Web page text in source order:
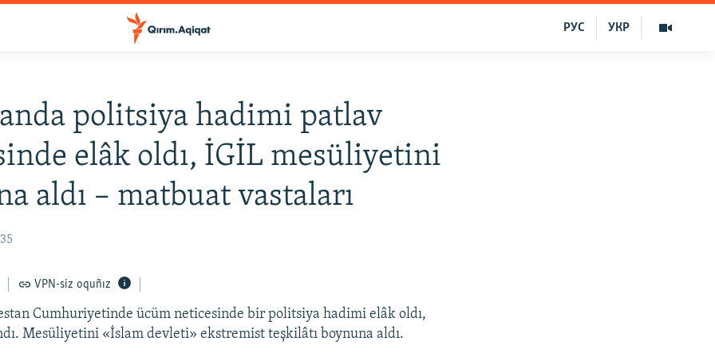
УКР
РУС
politsiya hadimi patlav
elâk oldı, İGİL mesüliyetini
aldı – matbuat vastaları
VPN-siz oquñız
Cumhuriyetinde ücüm neticesinde bir politsiya hadimi elâk oldı,
Mesüliyetini «İslam devleti» ekstremist teşkilâtı boynuna aldı.